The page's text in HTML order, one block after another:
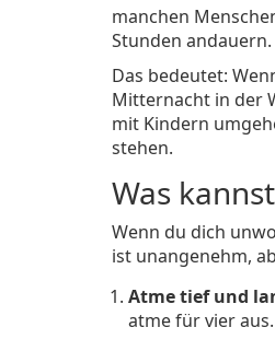
manchen
Stunden
Das bedeutet:
Mitternacht in der
mit Kindern
stehen.
Was
Wenn du dich
ist unangenehm,
Atme tief und
atme für vier